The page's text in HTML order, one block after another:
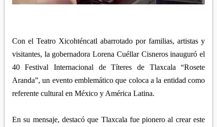
ZITLALTEPEC
PANOTLA
SAN PABLO DEL MONTE
CALPULALPAN
HUEYOTLIPAN
NANACAMILPA
SANCTÓRUM
Con el Teatro Xicohténcatl abarrotado por familias, artistas y
visitantes, la gobernadora Lorena Cuéllar Cisneros inauguró el
40 Festival Internacional de Títeres de Tlaxcala “Rosete
Aranda”, un evento emblemático que coloca a la entidad como
referente cultural en México y América Latina.
En su mensaje, destacó que Tlaxcala fue pionero al crear este